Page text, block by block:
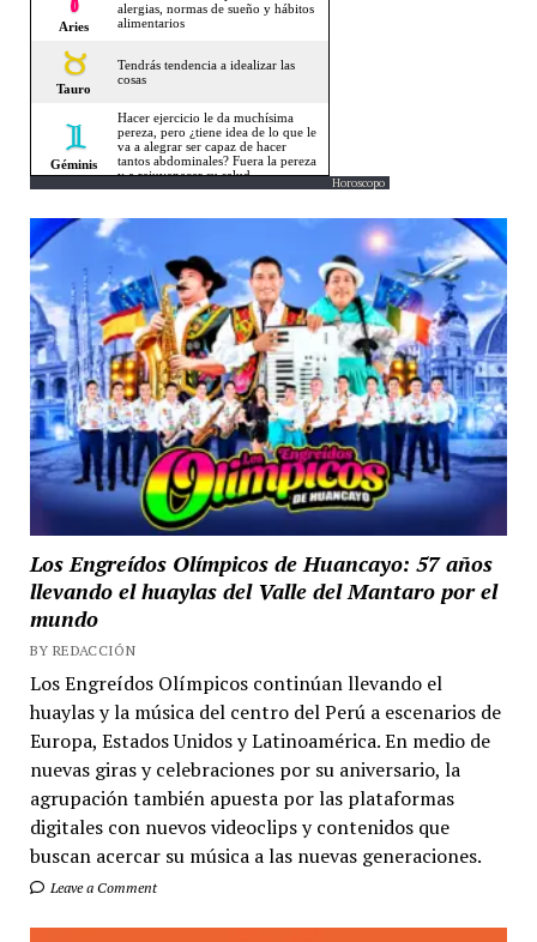
Horoscopo
Los Engreídos Olímpicos de Huancayo: 57 años
llevando el huaylas del Valle del Mantaro por el
mundo
BY REDACCIÓN
Los Engreídos Olímpicos continúan llevando el
huaylas y la música del centro del Perú a escenarios de
Europa, Estados Unidos y Latinoamérica. En medio de
nuevas giras y celebraciones por su aniversario, la
agrupación también apuesta por las plataformas
digitales con nuevos videoclips y contenidos que
buscan acercar su música a las nuevas generaciones.
Leave a Comment